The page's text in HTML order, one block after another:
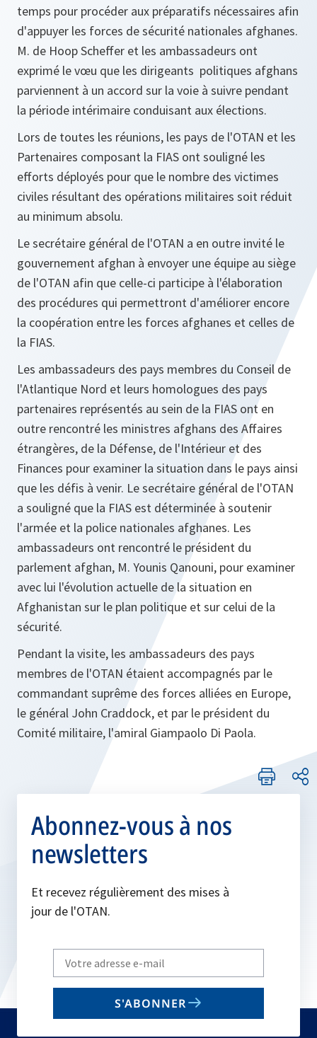
temps pour procéder aux préparatifs nécessaires afin
d'appuyer les forces de sécurité nationales afghanes.
M. de Hoop Scheffer et les ambassadeurs ont
exprimé le vœu que les dirigeants politiques afghans
parviennent à un accord sur la voie à suivre pendant
la période intérimaire conduisant aux élections.
Lors de toutes les réunions, les pays de l'OTAN et les
Partenaires composant la FIAS ont souligné les
efforts déployés pour que le nombre des victimes
civiles résultant des opérations militaires soit réduit
au minimum absolu.
Le secrétaire général de l'OTAN a en outre invité le
gouvernement afghan à envoyer une équipe au siège
de l'OTAN afin que celle-ci participe à l'élaboration
des procédures qui permettront d'améliorer encore
la coopération entre les forces afghanes et celles de
la FIAS.
Les ambassadeurs des pays membres du Conseil de
l'Atlantique Nord et leurs homologues des pays
partenaires représentés au sein de la FIAS ont en
outre rencontré les ministres afghans des Affaires
étrangères, de la Défense, de l'Intérieur et des
Finances pour examiner la situation dans le pays ainsi
que les défis à venir. Le secrétaire général de l'OTAN
a souligné que la FIAS est déterminée à soutenir
l'armée et la police nationales afghanes. Les
ambassadeurs ont rencontré le président du
parlement afghan, M. Younis Qanouni, pour examiner
avec lui l'évolution actuelle de la situation en
Afghanistan sur le plan politique et sur celui de la
sécurité.
Pendant la visite, les ambassadeurs des pays
membres de l'OTAN étaient accompagnés par le
commandant suprême des forces alliées en Europe,
le général John Craddock, et par le président du
Comité militaire, l'amiral Giampaolo Di Paola.
Abonnez-vous à nos
newsletters
Et recevez régulièrement des mises à
jour de l'OTAN.
Write
your
email
S'ABONNER